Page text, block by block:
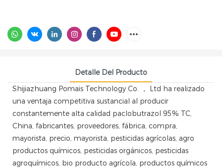
Detalle Del Producto
Shijiazhuang Pomais Technology Co. ， Ltd ha realizado
una ventaja competitiva sustancial al producir
constantemente alta calidad paclobutrazol 95% TC,
China, fabricantes, proveedores, fábrica, compra,
mayorista, precio, mayorista, pesticidas agrícolas, agro
productos químicos, pesticidas orgánicos, pesticidas
agroquímicos, bio producto agrícola, productos químicos